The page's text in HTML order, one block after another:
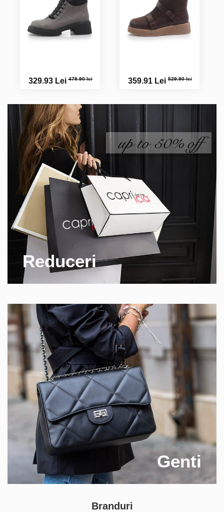
regret...ca nu exista si varianta marimii 35 la produsele dv
329.93 Lei479.90 lei 359.91 Lei529.90 lei
Reduceri
Genti
Branduri